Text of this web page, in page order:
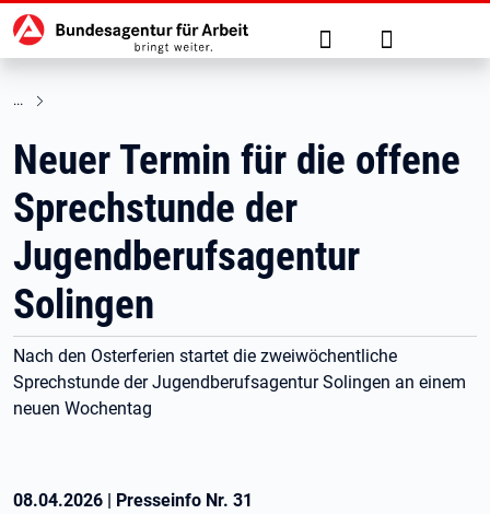
zu den Hauptinhalten springen
Hauptnavigation Suche Anmelden
Neuer Termin für die offene
Sprechstunde der
Jugendberufsagentur
Solingen
Nach den Osterferien startet die zweiwöchentliche
Sprechstunde der Jugendberufsagentur Solingen an einem
neuen Wochentag
08.04.2026 | Presseinfo Nr. 31